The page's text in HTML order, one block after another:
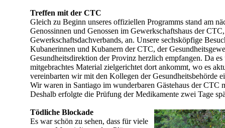
Treffen mit der CTC
Gleich zu Beginn unseres offiziellen Programms stand am
Genossinnen und Genossen im Gewerkschaftshaus der
Gewerkschaftsdachverbands, an. Unsere sechsköpfige
Kubanerinnen und Kubanern der CTC, der
Gesundheitsdirektion der Provinz herzlich empfangen. Da
mitgebrachtes Material zielgerichtet dort ankommt, wo es
vereinbarten wir mit den Kollegen der Gesundheitsbehörde
Wir waren in Santiago im wunderbaren Gästehaus der CTC
Deshalb erfolgte die Prüfung der Medikamente zwei Tage
Tödliche Blockade
Es war schön zu sehen, dass für viele